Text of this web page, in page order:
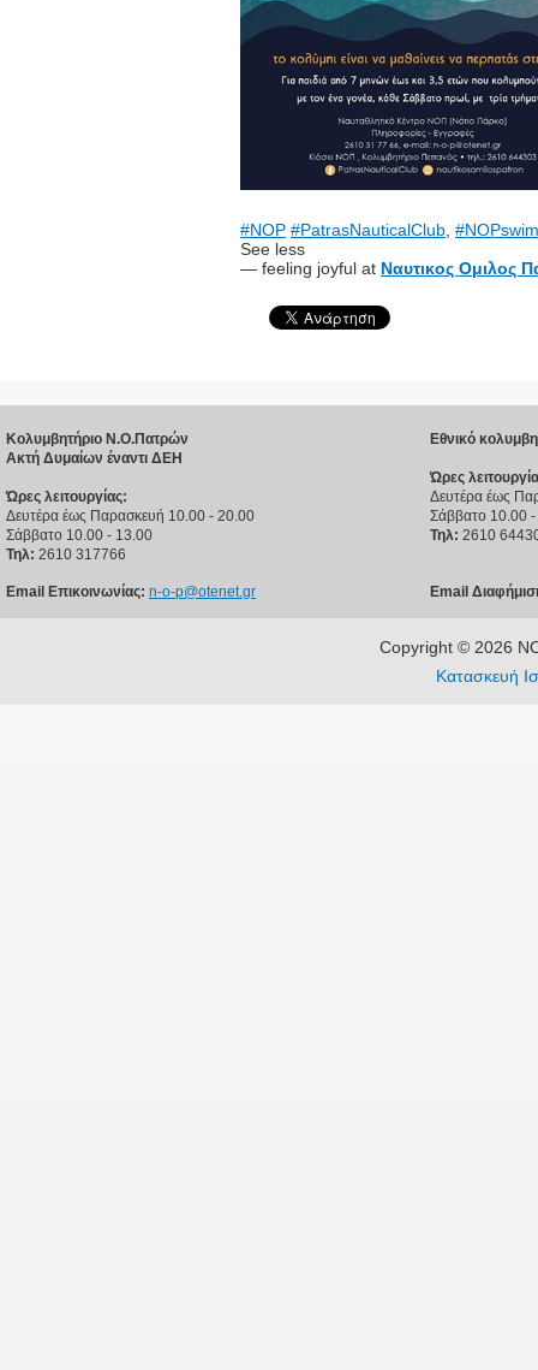
#NOP #PatrasNauticalClub,
See less
— feeling joyful at Ναυτικος Ομιλος
Κολυμβητήριο Ν.Ο.Πατρών
Ακτή Δυμαίων έναντι ΔΕΗ
Ώρες λειτουργίας:
Δευτέρα έως Παρασκευή 10.00 - 20.00
Σάββατο 10.00 - 13.00
Τηλ: 2610 317766
Email Επικοινωνίας: n-o-p@otenet.gr
Εθνικό
Ώρες
Δευτέρα έως
Σάββατο 10.00
Τηλ: 2610
Email
Copyright © 2026
Κατασκευή